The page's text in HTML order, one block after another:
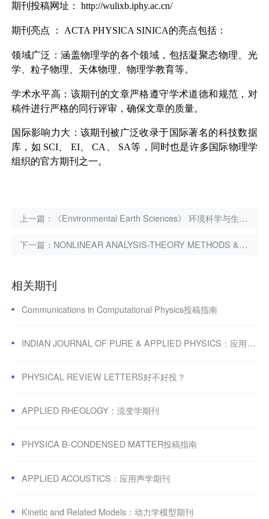
期刊投稿网址： http://wulixb.iphy.ac.cn/
期刊亮点 ： ACTA PHYSICA SINICA的亮点包括：
领域广泛：涵盖物理学的各个领域，包括凝聚态物理、光
学、粒子物理、天体物理、物理学教育等。
学术水平高：该期刊的文章严格遵守学术道德和规范，对
稿件进行严格的同行评审，确保文章的质量。
国际影响力大：该期刊被广泛收录于国际著名的科技数据
库，如 SCI EI、 CA SA等，同时也是许多国际物理学
组织的官方期刊之一。
上一篇： 《Environmental Earth Sciences》 环境科学与生态学4区期刊
下一篇： NONLINEAR ANALYSIS-THEORY METHODS & APPLICATIONS：非线性分析期刊
相关期刊
Communications in Computational Physics投稿指南
INDIAN JOURNAL OF PURE & APPLIED PHYSICS：应用物理学期刊
PHYSICAL REVIEW LETTERS好不好投？
APPLIED RHEOLOGY：流变学期刊
PHYSICA B-CONDENSED MATTER投稿指南
APPLIED ACOUSTICS：应用声学期刊
Kinetic and Related Models：动力学模型期刊